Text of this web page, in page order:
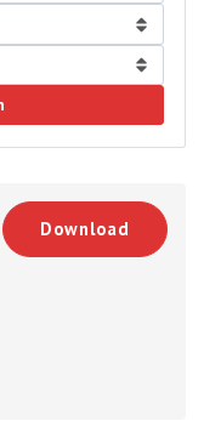
Download